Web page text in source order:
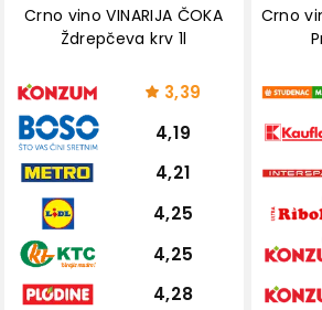
Crno vino VINARIJA ČOKA
Ždrepčeva krv 1l
3,39
4,19
4,21
4,25
4,25
4,28
Crno